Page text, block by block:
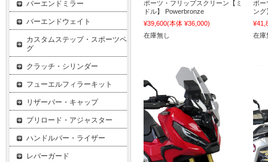
ポーツ・フリップスクリーン【ミ
ドル】 Powerbronze
¥39,600(本体 ¥36,000)
在庫無し
ポー
ング
在庫
バーエンドミラー
バーエンドウェイト
カスタムステップ・スポーツペ
グ
クラッチ・シリンダー
フューエルフィラーキット
リザーバー・キャップ
プリロード・アジャスター
ハンドルバー・ライザー
レバーガード